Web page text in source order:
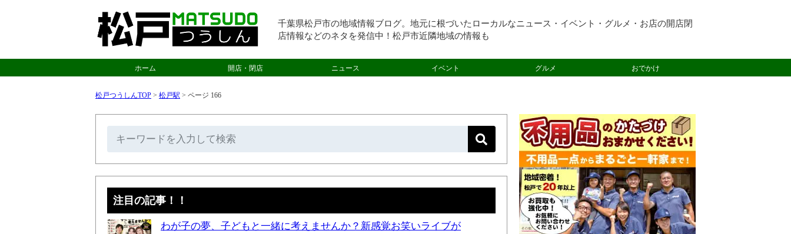
千葉県松戸市の地域情報ブログ。地元に根づいたローカルなニュース・イベント・グルメ・お店の開店閉
店情報などのネタを発信中！松戸市近隣地域の情報も
ホーム 開店・閉店 ニュース イベント グルメ おでかけ
松戸つうしんTOP > 松戸駅 > ページ 166
注目の記事！！
わが子の夢、子どもと一緒に考えませんか？新感覚お笑いライブが